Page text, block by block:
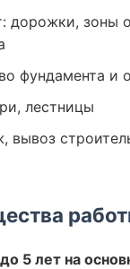
дорожки, зоны
фундамента и
лестницы
вывоз
5 лет на